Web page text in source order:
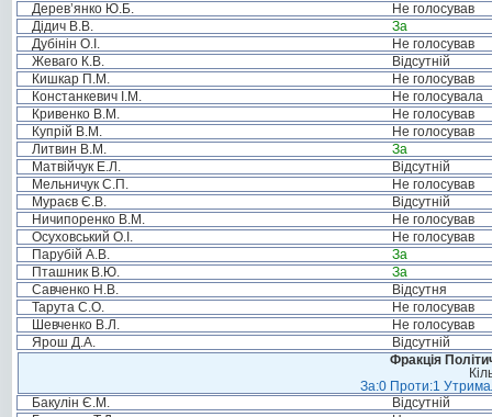
Дерев’янко Ю.Б.
Не голосував
Дідич В.В.
За
Дубінін О.І.
Не голосував
Жеваго К.В.
Відсутній
Кишкар П.М.
Не голосував
Констанкевич І.М.
Не голосувала
Кривенко В.М.
Не голосував
Купрій В.М.
Не голосував
Литвин В.М.
За
Матвійчук Е.Л.
Відсутній
Мельничук С.П.
Не голосував
Мураєв Є.В.
Відсутній
Ничипоренко В.М.
Не голосував
Осуховський О.І.
Не голосував
Парубій А.В.
За
Пташник В.Ю.
За
Савченко Н.В.
Відсутня
Тарута С.О.
Не голосував
Шевченко В.Л.
Не голосував
Ярош Д.А.
Відсутній
Фракція
За:0 Проти:1
Бакулін Є.М.
Відсутній